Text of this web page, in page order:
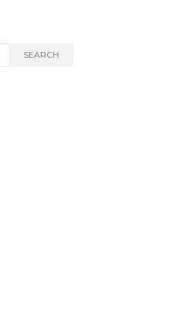
SEARCH